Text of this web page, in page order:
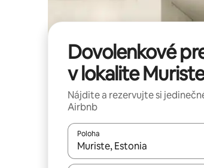
Dovolenkové
v lokalite Muriste
Nájdite a rezervujte si
Airbnb
Poloha
Keď budú výsledky k dispozícii,